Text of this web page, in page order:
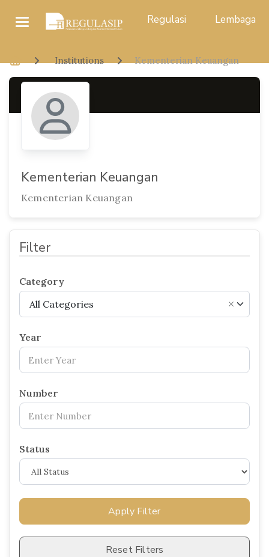
Regulasi Lembaga
Institutions Kementerian Keuangan
Kementerian Keuangan
Kementerian Keuangan
Filter
Category
×
All Categories
Year
Number
Status
Apply Filter
Reset Filters